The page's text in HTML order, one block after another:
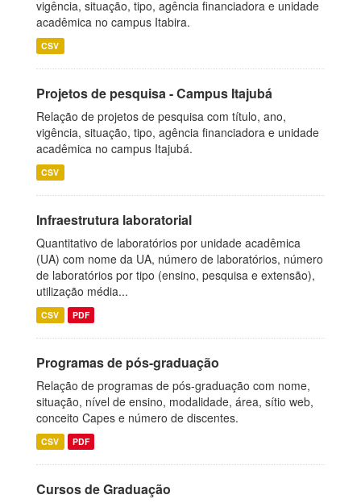
vigência, situação, tipo, agência financiadora e unidade
acadêmica no campus Itabira.
CSV
Projetos de pesquisa - Campus Itajubá
Relação de projetos de pesquisa com título, ano,
vigência, situação, tipo, agência financiadora e unidade
acadêmica no campus Itajubá.
CSV
Infraestrutura laboratorial
Quantitativo de laboratórios por unidade acadêmica
(UA) com nome da UA, número de laboratórios, número
de laboratórios por tipo (ensino, pesquisa e extensão),
utilização média...
CSV PDF
Programas de pós-graduação
Relação de programas de pós-graduação com nome,
situação, nível de ensino, modalidade, área, sítio web,
conceito Capes e número de discentes.
CSV PDF
Cursos de Graduação